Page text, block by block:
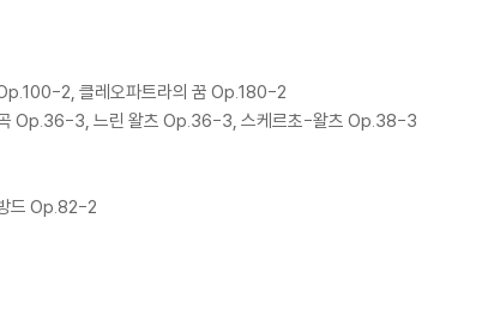
2, 클레오파트라의 꿈 Op.180-2
Op.36-3, 느린 왈츠 Op.36-3, 스케르초-왈츠 Op.38-3
드 Op.82-2